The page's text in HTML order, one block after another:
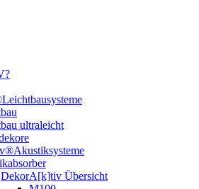
ultraleicht
DekorA[k]tiv Übersicht